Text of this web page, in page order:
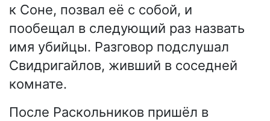
к Соне, позвал её с собой, и
пообещал в следующий раз назвать
имя убийцы. Разговор подслушал
Свидригайлов, живший в соседней
комнате.
После Раскольников пришёл в